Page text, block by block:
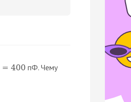
= 400 пФ. Чему